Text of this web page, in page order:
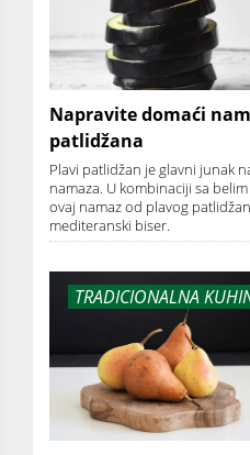
Napravite domaći
patlidžana
Plavi patlidžan je glavni junak
namaza. U kombinaciji sa
ovaj namaz od plavog
mediteranski biser.
TRADICIONALNA